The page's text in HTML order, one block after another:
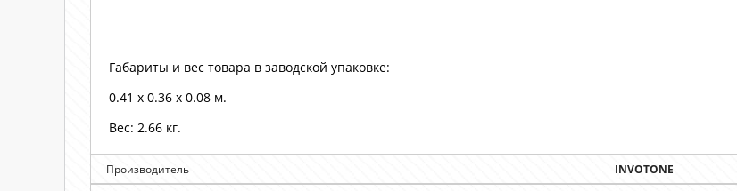
Габариты и вес товара в заводской упаковке:
0.41 x 0.36 x 0.08 м.
Вес: 2.66 кг.
Производитель INVOTONE